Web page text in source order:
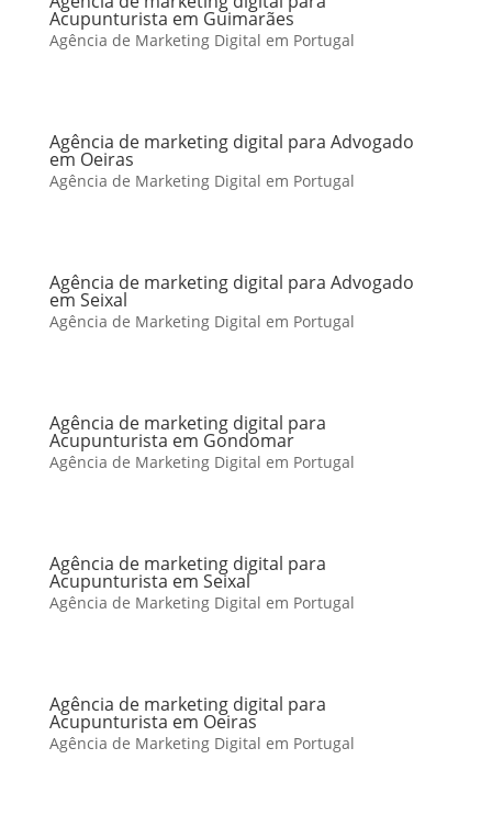
Acupunturista em Guimarães
Agência de Marketing Digital em Portugal
Agência de marketing digital para Advogado
em Oeiras
Agência de Marketing Digital em Portugal
Agência de marketing digital para Advogado
em Seixal
Agência de Marketing Digital em Portugal
Agência de marketing digital para
Acupunturista em Gondomar
Agência de Marketing Digital em Portugal
Agência de marketing digital para
Acupunturista em Seixal
Agência de Marketing Digital em Portugal
Agência de marketing digital para
Acupunturista em Oeiras
Agência de Marketing Digital em Portugal